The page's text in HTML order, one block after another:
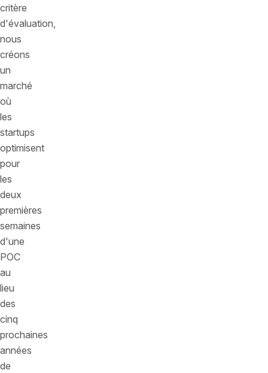
critère
d'évaluation,
nous
créons
un
marché
où
les
startups
optimisent
pour
les
deux
premières
semaines
d'une
POC
au
lieu
des
cinq
prochaines
années
de